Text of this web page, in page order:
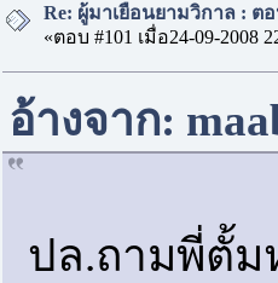
Re: ผู้มาเยือนยามวิกาล : ต
«ตอบ #101 เมื่อ24-09-2008
อ้างจาก:
ปล.ถามพี่ตั้ม